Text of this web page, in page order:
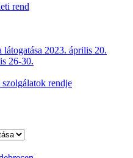
rend
2023. április 20.
26-30.
rendje